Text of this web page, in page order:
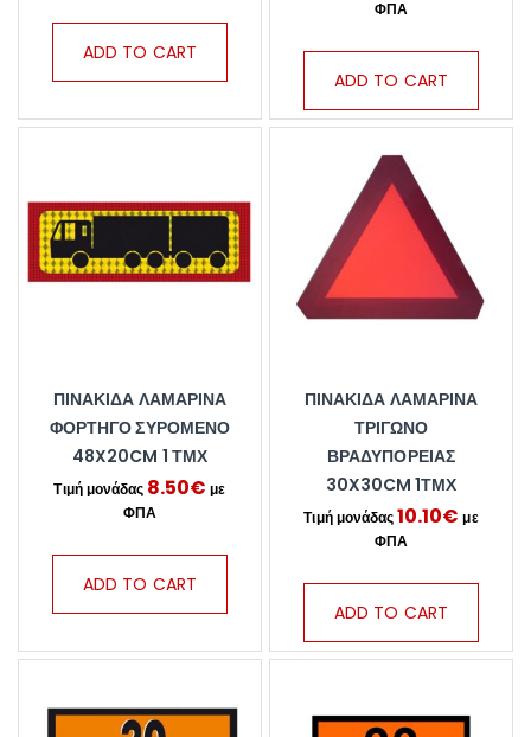
ADD TO CART
ADD TO CART
ΠΙΝΑΚΊΔΑ ΛΑΜΑΡΊΝΑ
ΦΟΡΤΗΓΌ ΣΥΡΌΜΕΝΟ
48X20CM 1 ΤΜΧ
8.50€
ADD TO CART
ΠΙΝΑΚΊΔΑ ΛΑΜΑΡΊΝΑ
ΤΡΊΓΩΝΟ
ΒΡΑΔΥΠΟΡΕΊΑΣ
30X30CM 1ΤΜΧ
10.10€
ADD TO CART